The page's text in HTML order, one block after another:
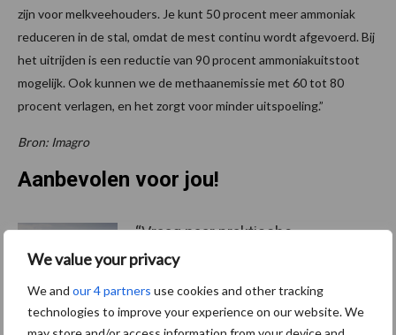
We value your privacy
We and our 4 partners use cookies and other tracking
technologies to improve your experience on our website. We
zijn voor melkveehouders. Je kunt 50 procent meer ammoniak
reduceren in de stal, omdat de mest continu wordt afgevoerd. Bij
het uitrijden is een reductie van 90 procent ammoniakuitstoot
mogelijk. Ook kunnen we de methaanemissie met 60 tot 80
procent verlagen, en het zorgt voor minder uitspoeling.”
Bron: Imagro
Aanbevolen voor jou!
“Vraag naar praktische
hygieneoplossingen is in
Polen groter dan ooit”